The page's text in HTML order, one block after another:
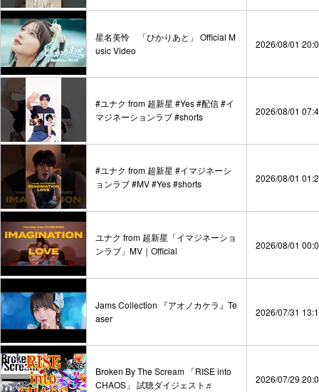
星名美怜 「ひかりあと」 Official M
usic Video
2026/08/01
#ユナク from 超新星 #Yes #配信 #イ
マジネーションラブ #shorts
2026/08/01
#ユナク from 超新星 #イマジネーシ
ョンラブ #MV #Yes #shorts
2026/08/01
ユナク from 超新星「イマジネーショ
ンラブ」MV｜Official
2026/08/01
Jams Collection 『アオノカケラ』Te
aser
2026/07/31
Broken By The Scream 「RISE into
CHAOS」 試聴ダイジェスト♬
2026/07/29